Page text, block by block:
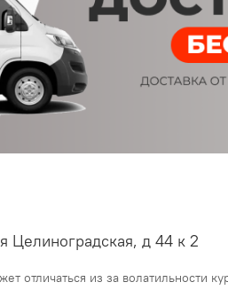
Целиноградская, д 44 к 2
отличаться из за волатильности